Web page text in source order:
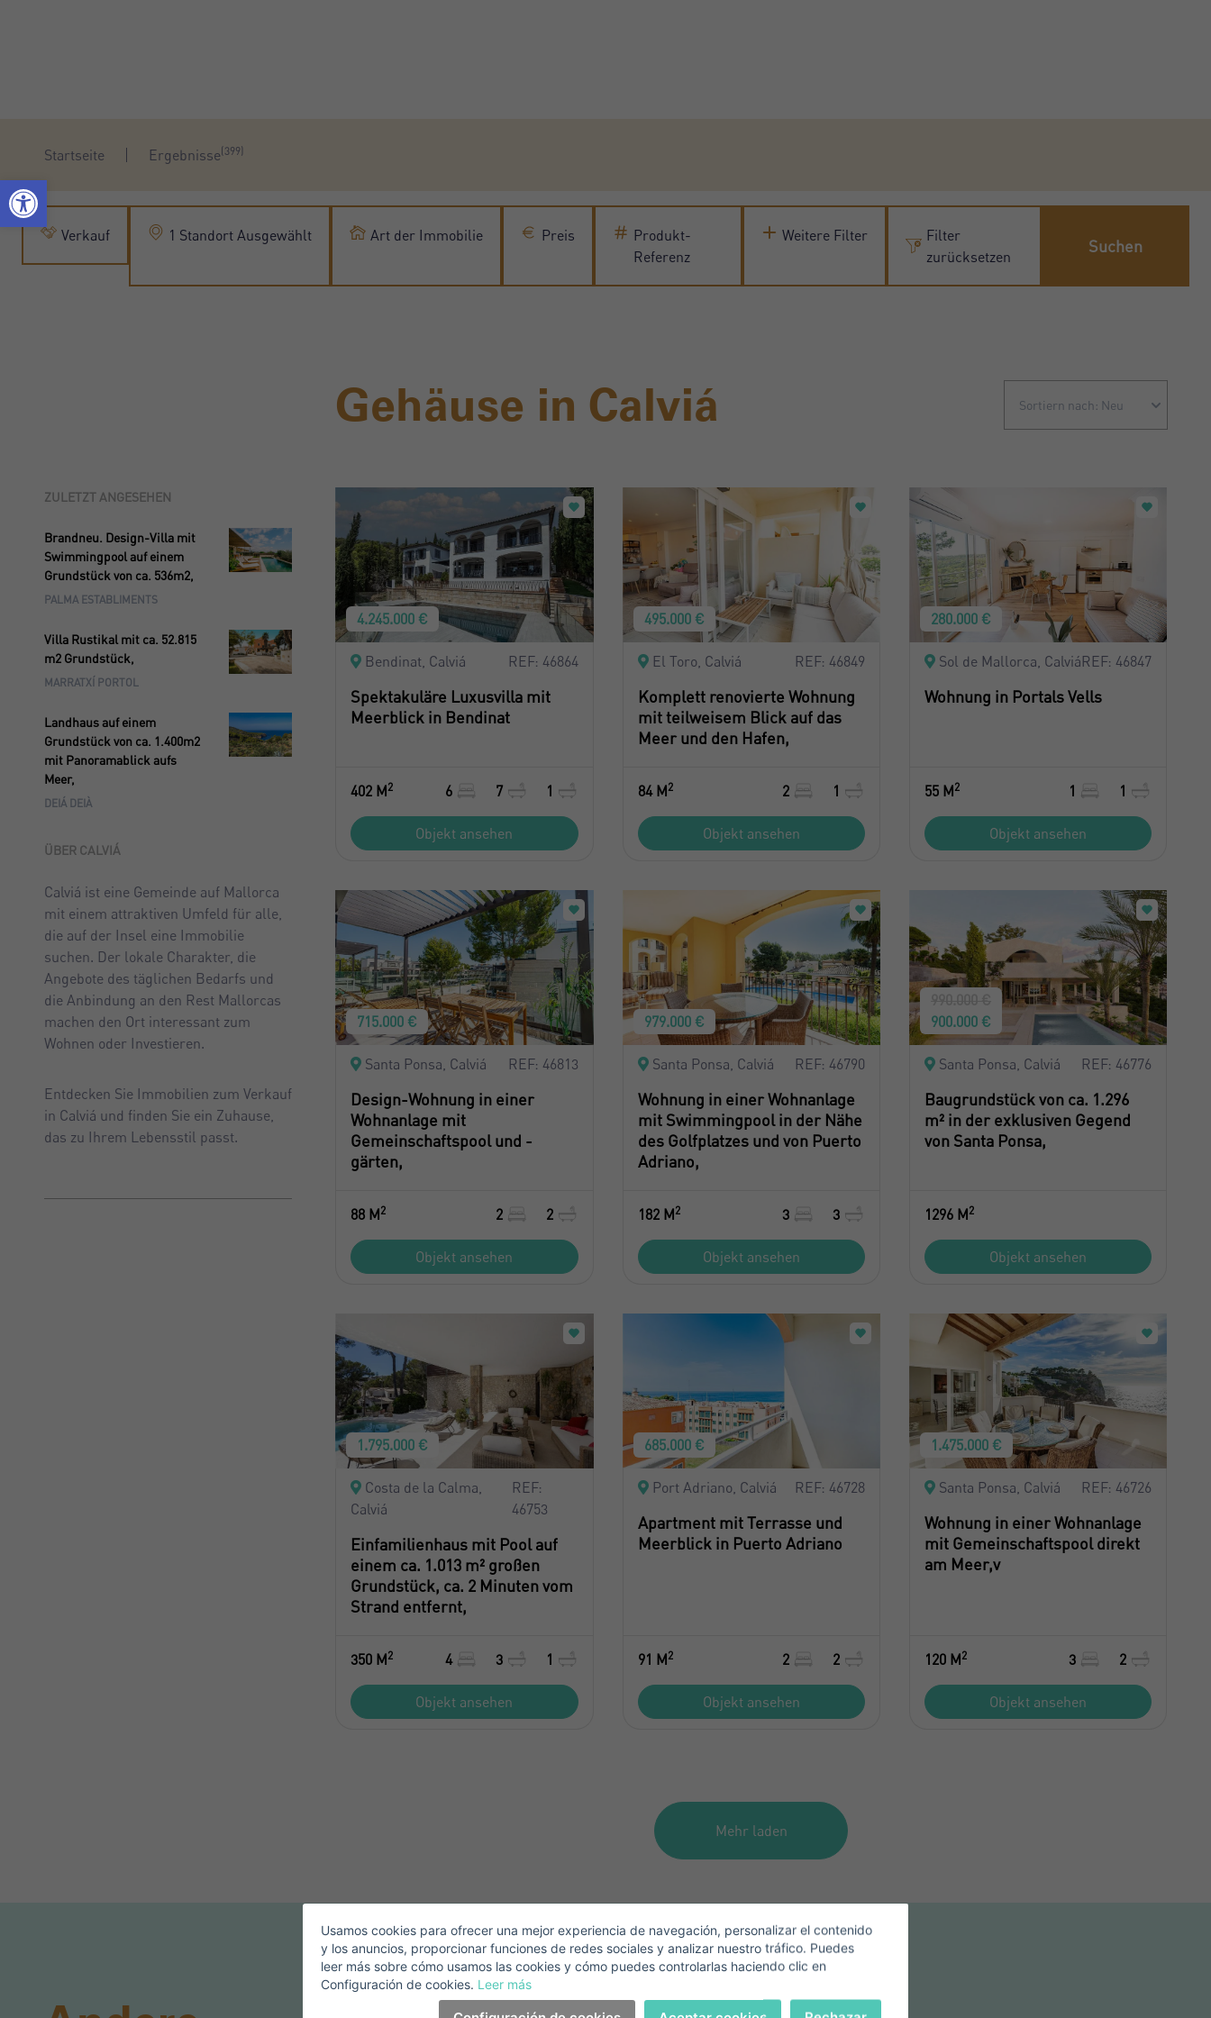
Startseite Ergebnisse(399)
Verkauf 1 Standort Ausgewählt Art der Immobilie Preis
Produkt-
Referenz
Weitere Filter
Filter
zurücksetzen
Suchen
Gehäuse in Calviá Sortiern nach: Neu
Sortiern nach: Preis aufsteigend
ZULETZT ANGESEHEN
Brandneu. Design-Villa mit
Swimmingpool auf einem
Grundstück von ca. 536m2,
PALMA ESTABLIMENTS
Villa Rustikal mit ca. 52.815
m2 Grundstück,
MARRATXÍ PORTOL
Landhaus auf einem
Grundstück von ca. 1.400m2
mit Panoramablick aufs
Meer,
DEIÁ DEIÀ
ÜBER CALVIÁ
Calviá ist eine Gemeinde auf Mallorca
mit einem attraktiven Umfeld für alle,
die auf der Insel eine Immobilie
suchen. Der lokale Charakter, die
Angebote des täglichen Bedarfs und
die Anbindung an den Rest Mallorcas
machen den Ort interessant zum
Wohnen oder Investieren.
Entdecken Sie Immobilien zum Verkauf
in Calviá und finden Sie ein Zuhause,
das zu Ihrem Lebensstil passt.
4.245.000 €
Bendinat, Calviá REF: 46864
Spektakuläre Luxusvilla mit
Meerblick in Bendinat
402 M2 6 7 1
Objekt ansehen
495.000 €
El Toro, Calviá REF: 46849
Komplett renovierte Wohnung
mit teilweisem Blick auf das
Meer und den Hafen,
84 M2 2 1
Objekt ansehen
280.000 €
Sol de Mallorca, CalviáREF: 46847
Wohnung in Portals Vells
55 M2 1 1
Objekt ansehen
715.000 €
Santa Ponsa, Calviá REF: 46813
Design-Wohnung in einer
Wohnanlage mit
Gemeinschaftspool und -
gärten,
88 M2 2 2
Objekt ansehen
979.000 €
Santa Ponsa, Calviá REF: 46790
Wohnung in einer Wohnanlage
mit Swimmingpool in der Nähe
des Golfplatzes und von Puerto
Adriano,
182 M2 3 3
Objekt ansehen
900.000 €
Santa Ponsa, Calviá REF: 46776
Baugrundstück von ca. 1.296
m² in der exklusiven Gegend
von Santa Ponsa,
1296 M2
Objekt ansehen
1.795.000 €
Costa de la Calma,
Calviá
REF:
46753
Einfamilienhaus mit Pool auf
einem ca. 1.013 m² großen
Grundstück, ca. 2 Minuten vom
Strand entfernt,
350 M2 4 3 1
Objekt ansehen
685.000 €
Port Adriano, Calviá REF: 46728
Apartment mit Terrasse und
Meerblick in Puerto Adriano
91 M2 2 2
Objekt ansehen
1.475.000 €
Santa Ponsa, Calviá REF: 46726
Wohnung in einer Wohnanlage
mit Gemeinschaftspool direkt
am Meer,v
120 M2 3 2
Objekt ansehen
Mehr laden
Anmelden
Crear una cuenta
Name*
Telefonnummer*
+1
United
States
+1
Usamos cookies para ofrecer una mejor experiencia de navegación, personalizar el contenido
y los anuncios, proporcionar funciones de redes sociales y analizar nuestro tráfico. Puedes
leer más sobre cómo usamos las cookies y cómo puedes controlarlas haciendo clic en
Configuración de cookies. Leer más